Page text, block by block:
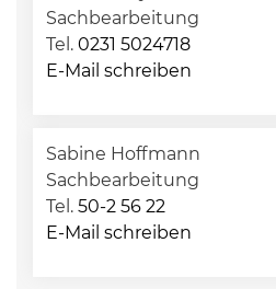
Sachbearbeitung
Tel. 0231 5024718
E-Mail schreiben
Sabine Hoffmann
Sachbearbeitung
Tel. 50-2 56 22
E-Mail schreiben